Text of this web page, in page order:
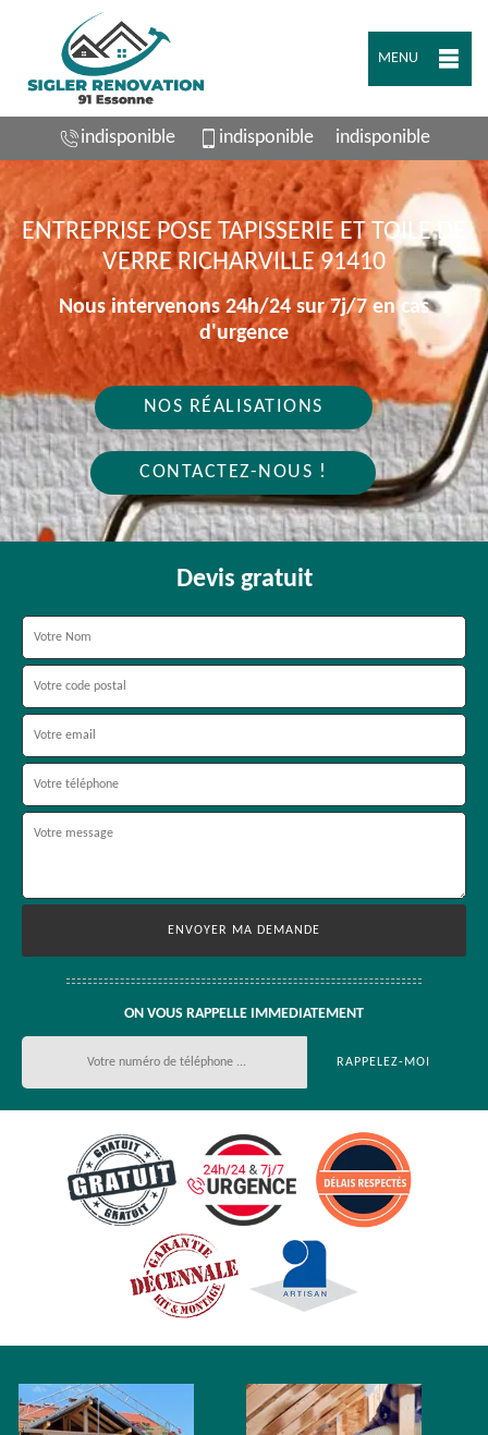
MENU
indisponible indisponible indisponible
ENTREPRISE POSE TAPISSERIE ET TOILE DE
VERRE RICHARVILLE 91410
Nous intervenons 24h/24 sur 7j/7 en cas
d'urgence
NOS RÉALISATIONS
CONTACTEZ-NOUS !
Devis gratuit
ON VOUS RAPPELLE IMMEDIATEMENT